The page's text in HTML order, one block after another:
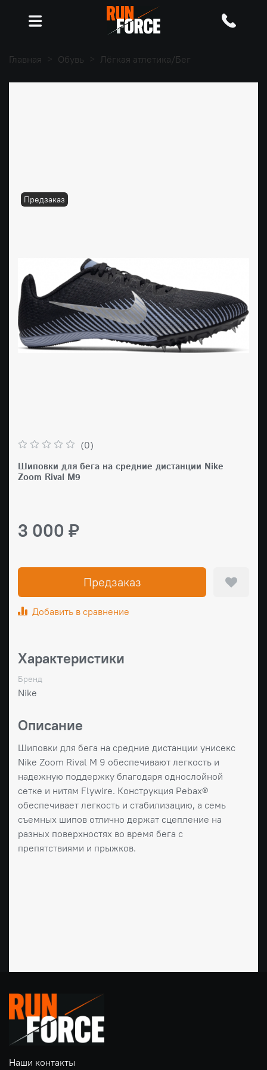
Главная Обувь Лёгкая атлетика/Бег
Предзаказ
(0)
Шиповки для бега на средние дистанции Nike
Zoom Rival M9
3 000 ₽
Предзаказ
Добавить в сравнение
Характеристики
Бренд
Nike
Описание
Шиповки для бега на средние дистанции унисекс
Nike Zoom Rival M 9 обеспечивают легкость и
надежную поддержку благодаря однослойной
сетке и нитям Flywire. Конструкция Pebax®
обеспечивает легкость и стабилизацию, а семь
съемных шипов отлично держат сцепление на
разных поверхностях во время бега с
препятствиями и прыжков.
Наши контакты